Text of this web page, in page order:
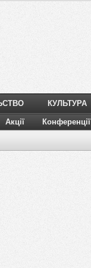
КУЛЬТУРА
Акції Конференції